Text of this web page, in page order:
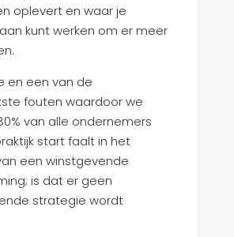
oplevert en waar je
kunt werken om er meer
en een van de
fouten waardoor we
van alle ondernemers
start faalt in het
een winstgevende
is dat er geen
strategie wordt